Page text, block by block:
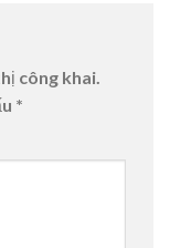
công khai.
*